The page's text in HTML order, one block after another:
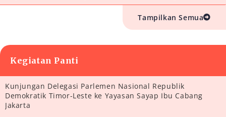
Tampilkan Semua
Kegiatan Panti
Kunjungan Delegasi Parlemen Nasional Republik
Demokratik Timor-Leste ke Yayasan Sayap Ibu Cabang
Jakarta